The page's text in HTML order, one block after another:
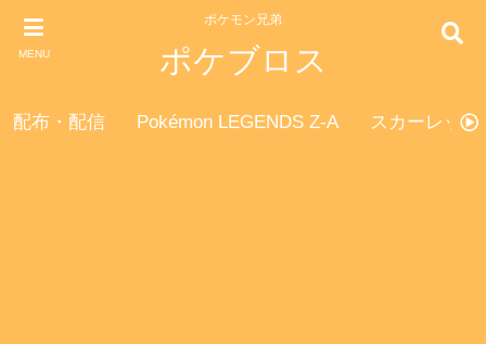
MENU
ポケモン兄弟
ポケブロス
配布・配信 Pokémon LEGENDS Z-A スカーレッ